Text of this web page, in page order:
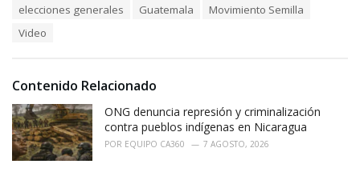
s
:
elecciones generales
Guatemala
Movimiento Semilla
Video
Contenido Relacionado
ONG denuncia represión y criminalización
contra pueblos indígenas en Nicaragua
POR EQUIPO CA360 7 AGOSTO, 2026